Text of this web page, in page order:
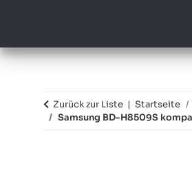
Zurück zur Liste Startseite
Samsung BD-H8509S